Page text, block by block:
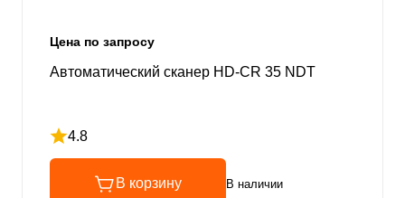
Цена по запросу
Автоматический сканер HD-CR 35 NDT
4.8
Рейтинг 4.8 из 5
В корзину В наличии